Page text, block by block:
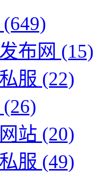
(649)
布网 (15)
服 (22)
(26)
站 (20)
服 (49)